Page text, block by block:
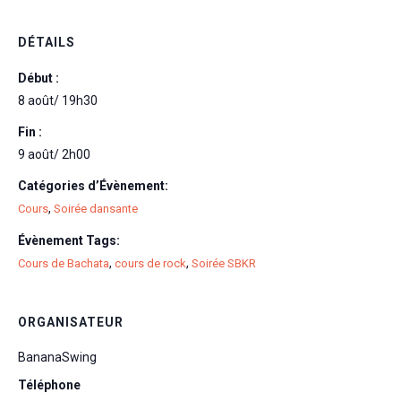
DÉTAILS
Début :
8 août/ 19h30
Fin :
9 août/ 2h00
Catégories d’Évènement:
Cours, Soirée dansante
Évènement Tags:
Cours de Bachata, cours de rock, Soirée SBKR
ORGANISATEUR
BananaSwing
Téléphone